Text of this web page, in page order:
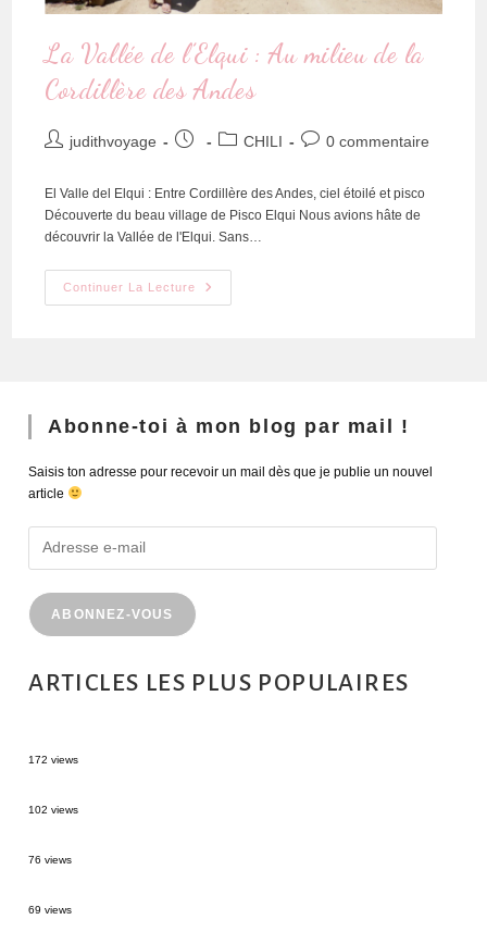
La Vallée de l’Elqui : Au milieu de la
Cordillère des Andes
judithvoyage CHILI 0 commentaire
El Valle del Elqui : Entre Cordillère des Andes, ciel étoilé et pisco
Découverte du beau village de Pisco Elqui Nous avions hâte de
découvrir la Vallée de l'Elqui. Sans…
Continuer La Lecture
Abonne-toi à mon blog par mail !
Saisis ton adresse pour recevoir un mail dès que je publie un nouvel
article
ABONNEZ-VOUS
ARTICLES LES PLUS POPULAIRES
172 views
102 views
76 views
69 views